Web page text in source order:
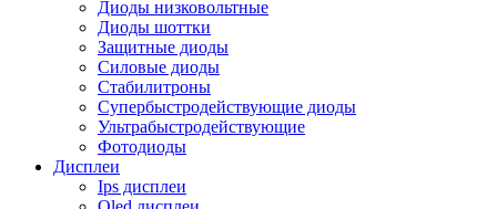
Диоды низковольтные
Диоды шоттки
Защитные диоды
Силовые диоды
Стабилитроны
Супербыстродействующие диоды
Ультрабыстродействующие
Фотодиоды
Дисплеи
Ips дисплеи